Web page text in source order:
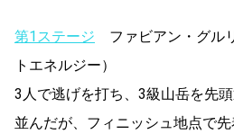
第1ステージ ファビアン・グル
トエネルジー）
3人で逃げを打ち、3級山岳を先
並んだが、フィニッシュ地点で